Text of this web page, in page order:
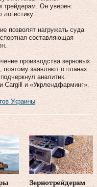
трейдерам. Он уверен:
позволят нагружать суда
составляющая
производства зерновых
поэтому заявляют о планах
аналитик.
Cargill и «Укрлендфарминг».
Украины
Зернотрейдерам